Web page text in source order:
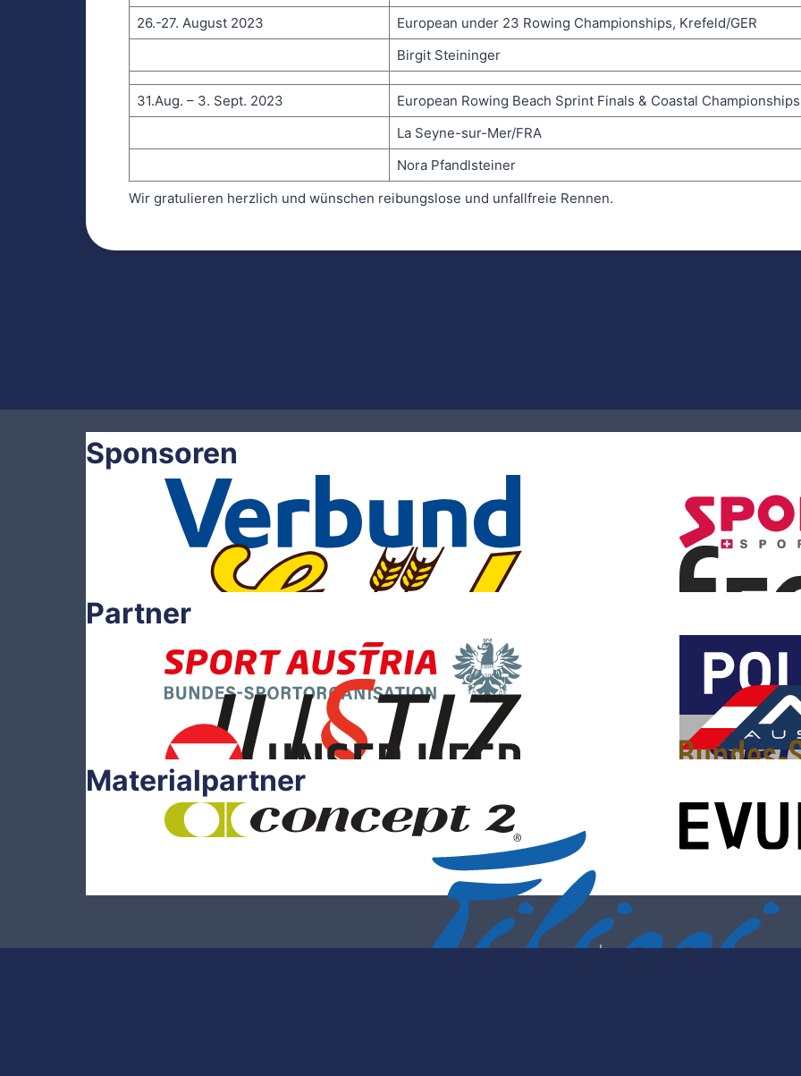
26.-27. August 2023
European under 23 Rowing Championships, Krefeld/GER
Birgit Steininger
31.Aug. – 3. Sept. 2023
European Rowing Beach Sprint Finals & Coastal
La Seyne-sur-Mer/FRA
Nora Pfandlsteiner
Wir gratulieren herzlich und wünschen reibungslose und unfallfreie Rennen.
Sponsoren
Partner
Materialpartner